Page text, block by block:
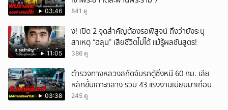
03:46 841 ดู
11:05
ึ้ง! เปิด 2 จุดสำคัญต้องรอพิสูจน์ ถึงว่ายังระบุ
สาเหตุ “ฮลุน” เสียชีวิตไม่ได้ แม้รู้ผลชันสูตร!
386 ดู
03:38
ตำรวจทางหลวงสกัดจับรถตู้ซิ่งหนี 60 กม. เสีย
หลักขึ้นเกาะกลาง รวบ 43 แรงงานเมียนมาเถื่อน
245 ดู